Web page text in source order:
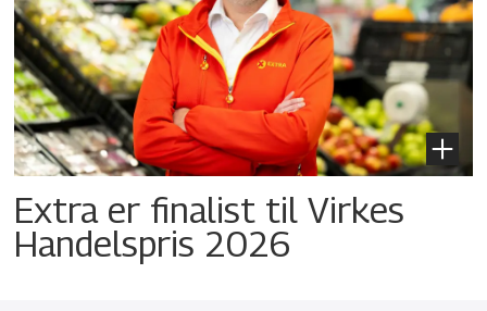
Extra er finalist til Virkes
Handelspris 2026